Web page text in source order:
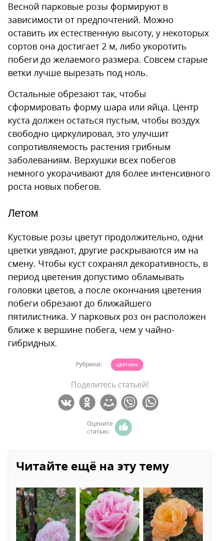
Весной парковые розы формируют в
зависимости от предпочтений. Можно
оставить их естественную высоту, у некоторых
сортов она достигает 2 м, либо укоротить
побеги до желаемого размера. Совсем старые
ветки лучше вырезать под ноль.
Остальные обрезают так, чтобы
сформировать форму шара или яйца. Центр
куста должен остаться пустым, чтобы воздух
свободно циркулировал, это улучшит
сопротивляемость растения грибным
заболеваниям. Верхушки всех побегов
немного укорачивают для более интенсивного
роста новых побегов.
Летом
Кустовые розы цветут продолжительно, одни
цветки увядают, другие раскрываются им на
смену. Чтобы куст сохранял декоративность, в
период цветения допустимо обламывать
головки цветов, а после окончания цветения
побеги обрезают до ближайшего
пятилистника. У парковых роз он расположен
ближе к вершине побега, чем у чайно-
гибридных.
Рубрики: ЦВЕТНИК
Поделитесь статьей!
Оцените
статью:
Читайте ещё на эту тему